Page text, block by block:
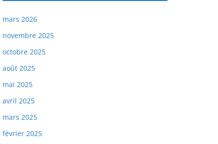
mars 2026
novembre 2025
octobre 2025
août 2025
mai 2025
avril 2025
mars 2025
février 2025